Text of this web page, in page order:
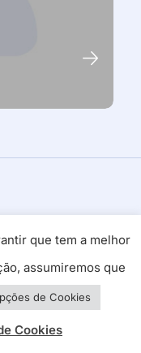
que tem a melhor
assumiremos que
de Cookies
Cookies